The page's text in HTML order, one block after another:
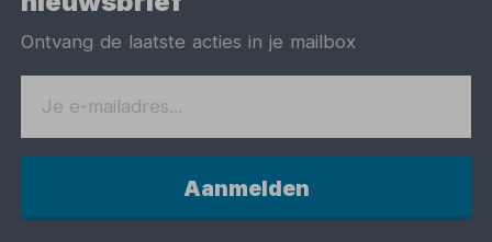
Ontvang de laatste acties in je mailbox
Aanmelden